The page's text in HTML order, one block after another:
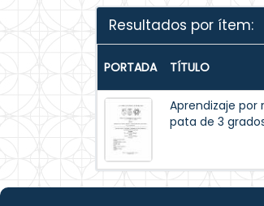
Resultados por ítem:
PORTADA TÍTULO
Aprendizaje
pata de 3